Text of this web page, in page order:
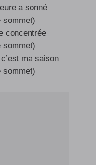
a sonné
sommet)
concentrée
sommet)
ma saison
sommet)